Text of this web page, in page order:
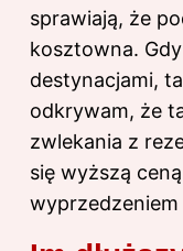
sprawiają, że
kosztowna.
destynacjami,
odkrywam, że
zwlekania z
się wyższą